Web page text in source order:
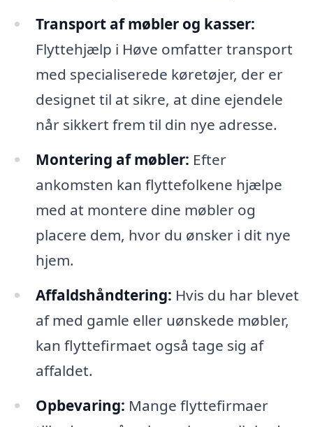
Transport af møbler og kasser:
Flyttehjælp i Høve omfatter transport
med specialiserede køretøjer, der er
designet til at sikre, at dine ejendele
når sikkert frem til din nye adresse.
Montering af møbler: Efter
ankomsten kan flyttefolkene hjælpe
med at montere dine møbler og
placere dem, hvor du ønsker i dit nye
hjem.
Affaldshåndtering: Hvis du har blevet
af med gamle eller uønskede møbler,
kan flyttefirmaet også tage sig af
affaldet.
Opbevaring: Mange flyttefirmaer